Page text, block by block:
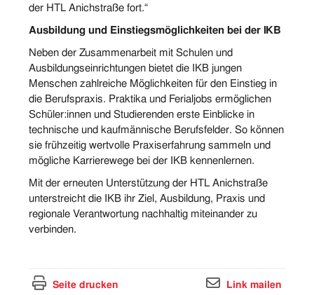
der HTL Anichstraße fort.“
Ausbildung und Einstiegsmöglichkeiten bei der IKB
Neben der Zusammenarbeit mit Schulen und
Ausbildungseinrichtungen bietet die IKB jungen
Menschen zahlreiche Möglichkeiten für den Einstieg in
die Berufspraxis. Praktika und Ferialjobs ermöglichen
Schüler:innen und Studierenden erste Einblicke in
technische und kaufmännische Berufsfelder. So können
sie frühzeitig wertvolle Praxiserfahrung sammeln und
mögliche Karrierewege bei der IKB kennenlernen.
Mit der erneuten Unterstützung der HTL Anichstraße
unterstreicht die IKB ihr Ziel, Ausbildung, Praxis und
regionale Verantwortung nachhaltig miteinander zu
verbinden.
Seite drucken Link mailen